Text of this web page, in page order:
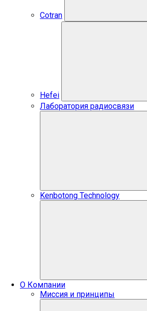
Cotran
Hefei
Лаборатория радиосвязи
Kenbotong Technology
О Компании
Миссия и принципы